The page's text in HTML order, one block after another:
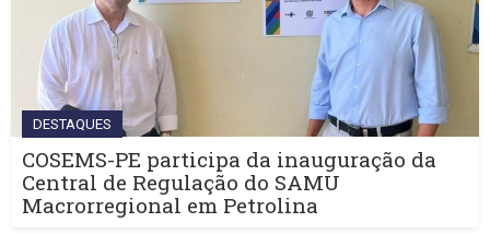
DESTAQUES
COSEMS-PE participa da inauguração da
Central de Regulação do SAMU
Macrorregional em Petrolina